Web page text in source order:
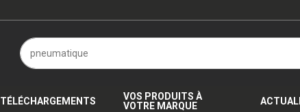
TÉLÉCHARGEMENTS
VOS PRODUITS À
VOTRE MARQUE